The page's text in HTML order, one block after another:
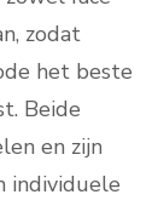
zodat
het beste
Beide
en zijn
individuele